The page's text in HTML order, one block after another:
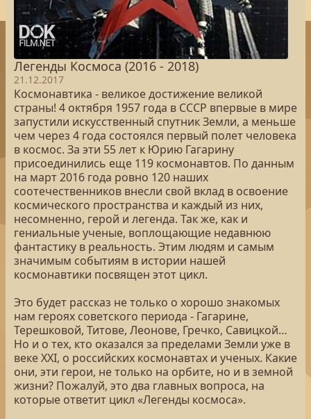
Легенды Космоса (2016 - 2018)
21.12.2017
Космонавтика - великое достижение великой
страны! 4 октября 1957 года в СССР впервые в мире
запустили искусственный спутник Земли, а меньше
чем через 4 года состоялся первый полет человека
в космос. За эти 55 лет к Юрию Гагарину
присоединились еще 119 космонавтов. По данным
на март 2016 года ровно 120 наших
соотечественников внесли свой вклад в освоение
космического пространства и каждый из них,
несомненно, герой и легенда. Так же, как и
гениальные ученые, воплощающие недавнюю
фантастику в реальность. Этим людям и самым
значимым событиям в истории нашей
космонавтики посвящен этот цикл.
Это будет рассказ не только о хорошо знакомых
нам героях советского периода - Гагарине,
Терешковой, Титове, Леонове, Гречко, Савицкой…
Но и о тех, кто оказался за пределами Земли уже в
веке XXI, о российских космонавтах и ученых. Какие
они, эти герои, не только на орбите, но и в земной
жизни? Пожалуй, это два главных вопроса, на
которые ответит цикл «Легенды космоса».